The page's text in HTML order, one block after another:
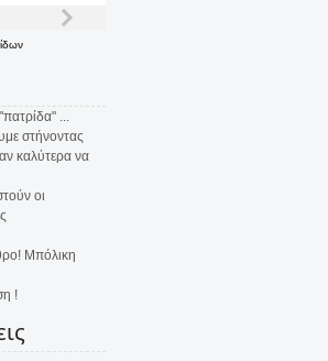
...
στήνοντας
καλύτερα να
οι
Μπόλικη
!